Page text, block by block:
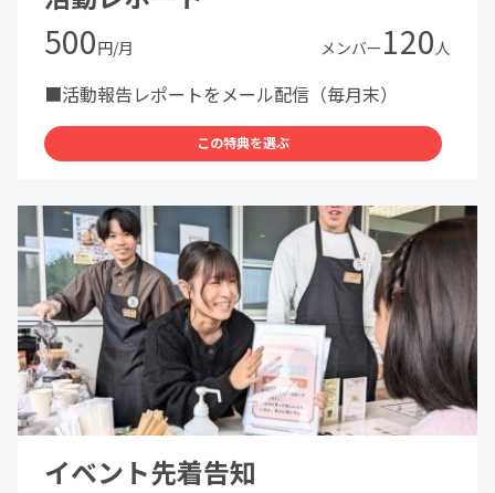
500円/月 メンバー120人
■活動報告レポートをメール配信（毎月末）
この特典を選ぶ
イベント先着告知